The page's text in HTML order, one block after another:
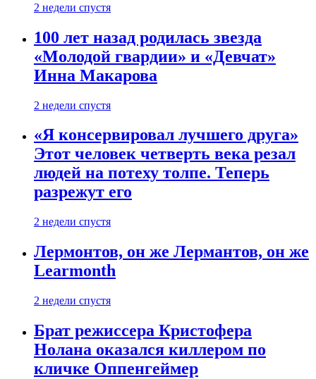
2 недели спустя
100 лет назад родилась звезда
«Молодой гвардии» и «Девчат»
Инна Макарова
2 недели спустя
«Я консервировал лучшего друга»
Этот человек четверть века резал
людей на потеху толпе. Теперь
разрежут его
2 недели спустя
Лермонтов, он же Лермантов, он же
Learmonth
2 недели спустя
Брат режиссера Кристофера
Нолана оказался киллером по
кличке Оппенгеймер